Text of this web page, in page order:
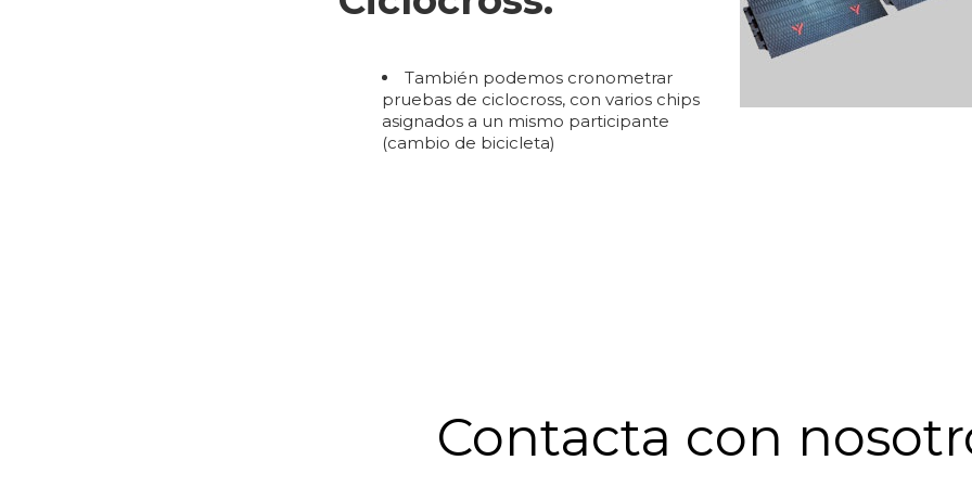
También podemos cronometrar
pruebas de ciclocross, con varios chips
asignados a un mismo participante
(cambio de bicicleta)
Contacta con